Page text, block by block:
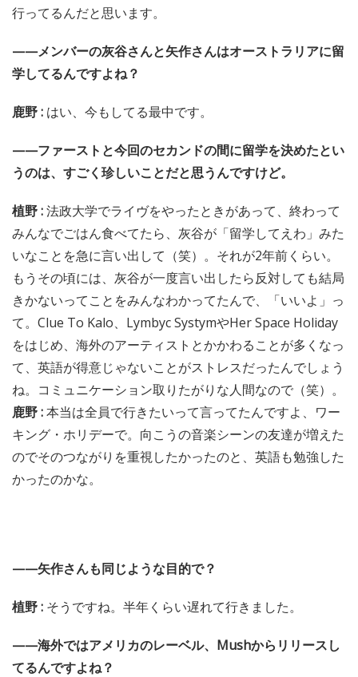
行ってるんだと思います。
——メンバーの灰谷さんと矢作さんはオーストラリアに留
学してるんですよね？
鹿野 : はい、今もしてる最中です。
——ファーストと今回のセカンドの間に留学を決めたとい
うのは、すごく珍しいことだと思うんですけど。
植野 :法政大学でライヴをやったときがあって、終わって
みんなでごはん食べてたら、灰谷が「留学してえわ」みた
いなことを急に言い出して（笑）。それが2年前くらい。
もうその頃には、灰谷が一度言い出したら反対しても結局
きかないってことをみんなわかってたんで、「いいよ」っ
て。Clue To Kalo、Lymbyc SystymやHer Space Holiday
をはじめ、海外のアーティストとかかわることが多くなっ
て、英語が得意じゃないことがストレスだったんでしょう
ね。コミュニケーション取りたがりな人間なので（笑）。
鹿野 :本当は全員で行きたいって言ってたんですよ、ワー
キング・ホリデーで。向こうの音楽シーンの友達が増えた
のでそのつながりを重視したかったのと、英語も勉強した
かったのかな。
——矢作さんも同じような目的で？
植野 : そうですね。半年くらい遅れて行きました。
——海外ではアメリカのレーベル、Mushからリリースし
てるんですよね？